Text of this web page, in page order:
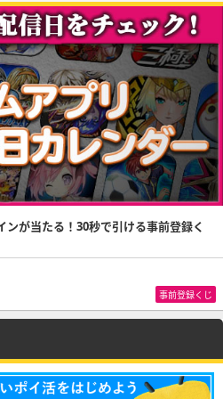
が当たる！30秒で引ける事前登録く
事前登録くじ